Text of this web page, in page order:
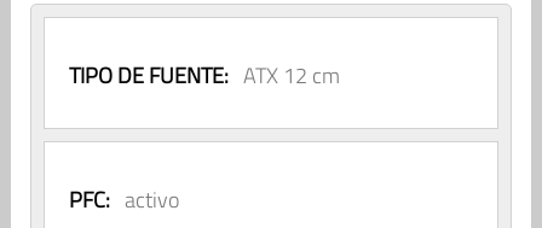
TIPO DE FUENTE: ATX 12 cm
PFC: activo